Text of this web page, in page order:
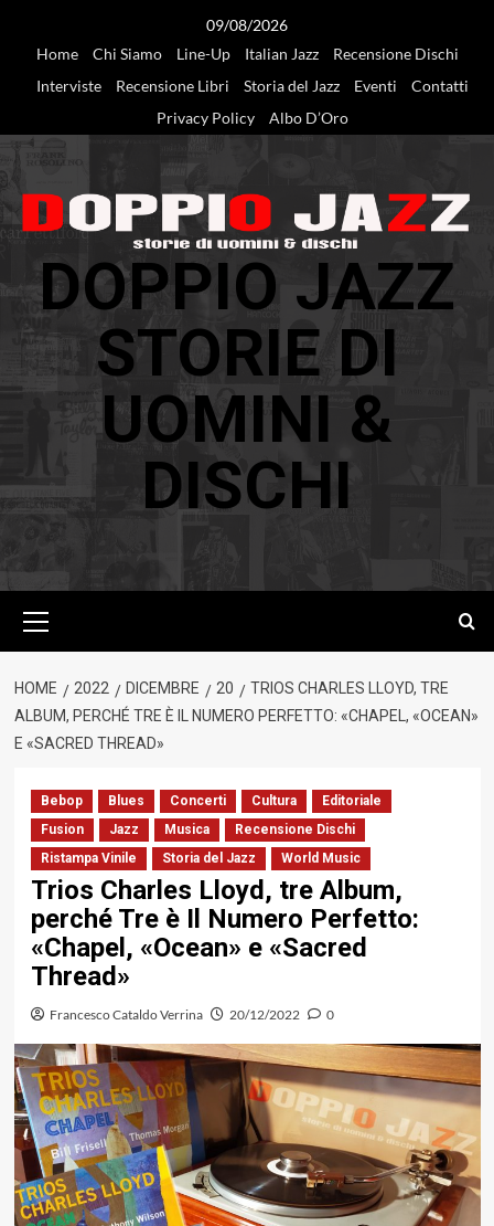
09/08/2026
Home
Chi Siamo Line-Up Italian Jazz
Recensione Dischi
Interviste
Recensione Libri Storia del Jazz Eventi
Contatti
Privacy Policy
Albo D’Oro
DOPPIO JAZZ
STORIE DI
UOMINI &
DISCHI
principale
HOME 2022 DICEMBRE 20
TRIOS CHARLES LLOYD, TRE
ALBUM, PERCHÉ TRE È IL NUMERO PERFETTO: «CHAPEL, «OCEAN»
E «SACRED THREAD»
Bebop Blues Concerti Cultura
Editoriale
Fusion
Jazz Musica
Recensione Dischi
Ristampa Vinile
Storia del Jazz World Music
Trios Charles Lloyd, tre Album,
perché Tre è Il Numero Perfetto:
«Chapel, «Ocean» e «Sacred
Thread»
Francesco Cataldo Verrina 20/12/2022 0